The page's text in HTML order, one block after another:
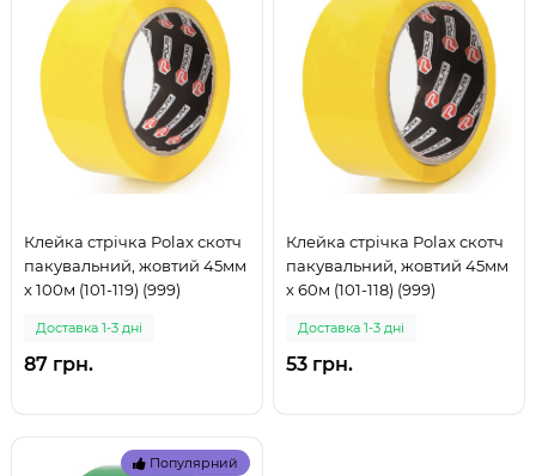
Клейка стрічка Polax скотч
пакувальний, жовтий 45мм
х 100м (101-119) (999)
Доставка 1-3 дні
87 грн.
Клейка стрічка Polax скотч
пакувальний, жовтий 45мм
х 60м (101-118) (999)
Доставка 1-3 дні
53 грн.
Популярний